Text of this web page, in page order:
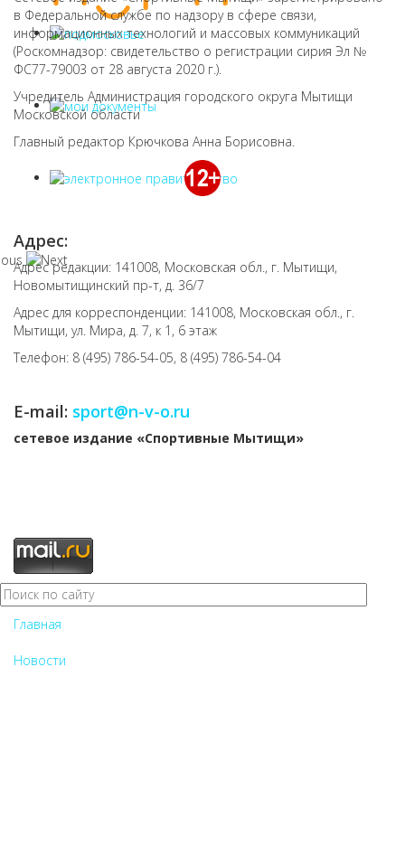
в Федеральной службе по надзору в сфере связи,
информационных технологий и массовых коммуникаций
(Роскомнадзор: свидетельство о регистрации сирия Эл №
ФС77-79003 от 28 августа 2020 г.).
Учредитель Администрация городского округа Мытищи
Московской области
Главный редактор Крючкова Анна Борисовна.
Адрес:
Адрес редакции: 141008, Московская обл., г. Мытищи,
Новомытищинский пр-т, д. 36/7
Адрес для корреспонденции: 141008, Московская обл., г.
Мытищи, ул. Мира, д. 7, к 1, 6 этаж
Телефон: 8 (495) 786-54-05, 8 (495) 786-54-04
E-mail: sport@n-v-o.ru
cетевое издание «Спортивные Мытищи»
Главная
Новости